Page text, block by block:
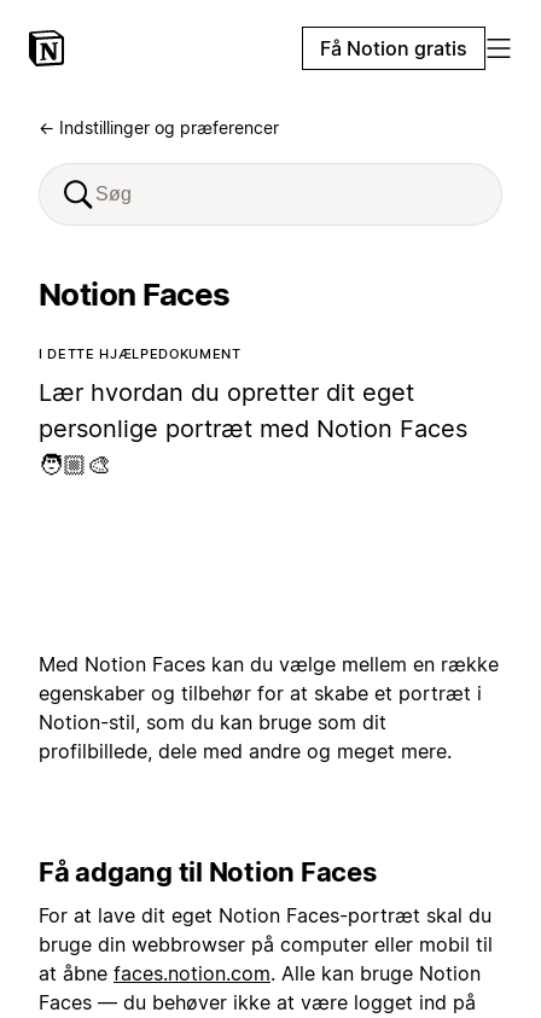
Få Notion gratis
← Indstillinger og præferencer
Notion Faces
I DETTE HJÆLPEDOKUMENT
Lær hvordan du opretter dit eget
personlige portræt med Notion Faces
🧑🏼‍🎨
Med Notion Faces kan du vælge mellem en række
egenskaber og tilbehør for at skabe et portræt i
Notion-stil, som du kan bruge som dit
profilbillede, dele med andre og meget mere.
Få adgang til Notion Faces
For at lave dit eget Notion Faces-portræt skal du
bruge din webbrowser på computer eller mobil til
at åbne faces.notion.com. Alle kan bruge Notion
Faces — du behøver ikke at være logget ind på